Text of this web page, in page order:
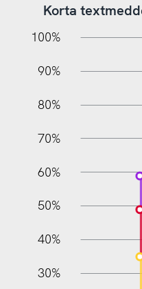
Korta
10%
100%
90%
80%
70%
60%
50%
40%
30%